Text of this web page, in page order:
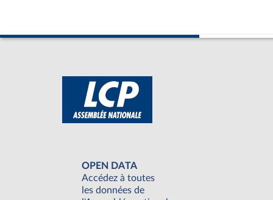
OPEN DATA
Accédez à toutes
les données de